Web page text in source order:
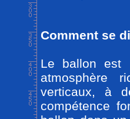
Comment se
Le ballon est
atmosphère
verticaux, à
compétence